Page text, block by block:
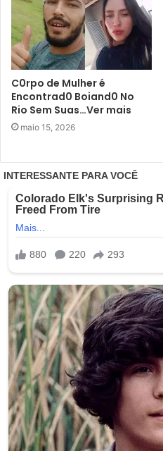
C0rpo de Mulher é
Encontrad0 Boiand0 No
Rio Sem Suas…Ver mais
maio 15, 2026